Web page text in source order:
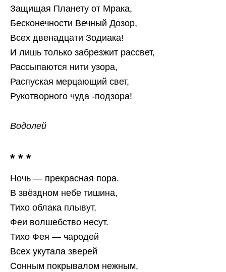
Защищая Планету от Мрака,
Бесконечности Вечный Дозор,
Всех двенадцати Зодиака!
И лишь только забрезжит рассвет,
Рассыпаются нити узора,
Распуская мерцающий свет,
Рукотворного чуда -подзора!
Водолей
* * *
Ночь — прекрасная пора.
В звёздном небе тишина,
Тихо облака плывут,
Феи волшебство несут.
Тихо Фея — чародей
Всех укутала зверей
Сонным покрывалом нежным,